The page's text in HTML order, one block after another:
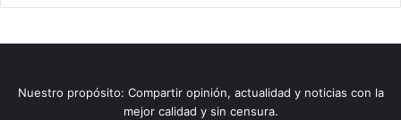
Nuestro propósito: Compartir opinión, actualidad y noticias con la
mejor calidad y sin censura.